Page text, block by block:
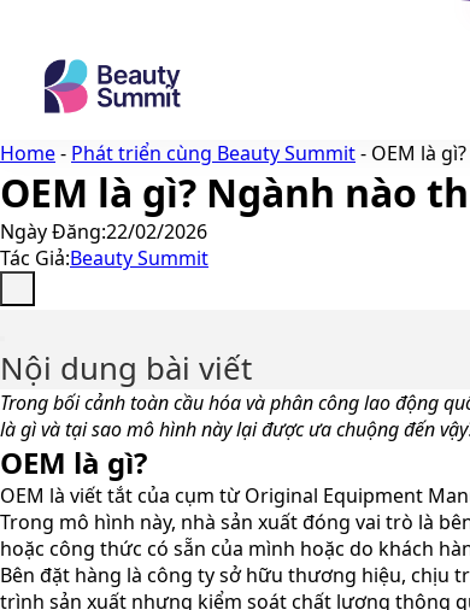
dung
Home- Phát triển cùng Beauty Summit- OEM là
OEM là gì? Ngành nào
Ngày Đăng:22/02/2026
Tác Giả:Beauty Summit
Nội dung bài viết
Trong bối cảnh toàn cầu hóa và phân công lao động
là gì và tại sao mô hình này lại được ưa chuộng đến
OEM là gì?
OEM là viết tắt của cụm từ Original Equipment
Trong mô hình này, nhà sản xuất đóng vai trò là
hoặc công thức có sẵn của mình hoặc do khách
Bên đặt hàng là công ty sở hữu thương hiệu, chịu
trình sản xuất nhưng kiểm soát chất lượng thông